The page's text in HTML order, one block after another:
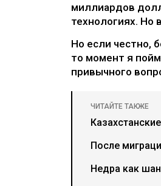
миллиардов
технологиях. Но
Но если честно,
то момент я
привычного
ЧИТАЙТЕ ТАКЖЕ
После
Недра как